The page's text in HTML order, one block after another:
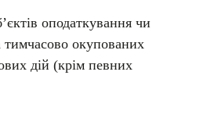
оподаткування чи
тимчасово окупованих
дій (крім певних